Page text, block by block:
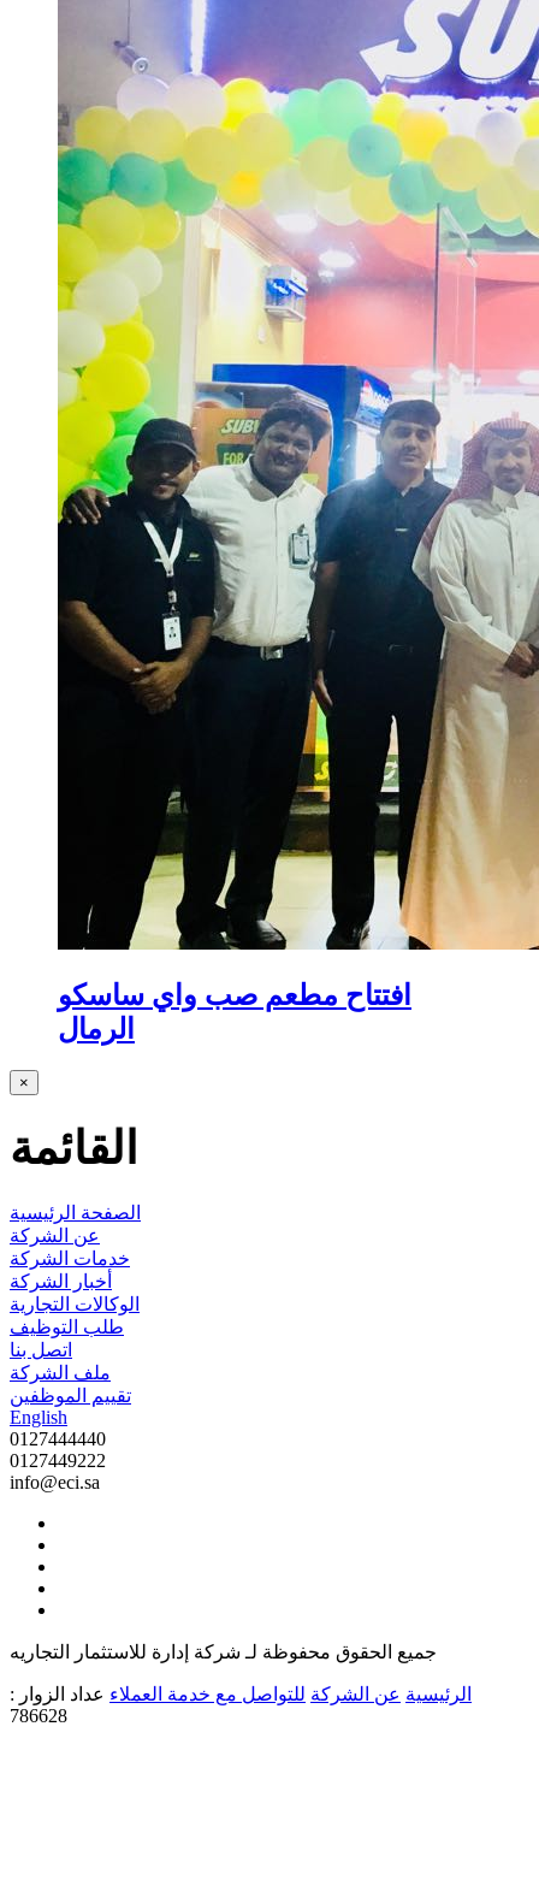
افتتاح مطعم صب واي ساسكو
الرمال
×
القائمة
الصفحة الرئيسية
عن الشركة
خدمات الشركة
أخبار الشركة
الوكالات التجارية
طلب التوظيف
اتصل بنا
ملف الشركة
تقييم الموظفين
English
0127444440
0127449222
info@eci.sa
جميع الحقوق محفوظة لـ شركة إدارة للاستثمار التجاريه
الرئيسية عن الشركة للتواصل مع خدمة العملاء عداد الزوار :
786628